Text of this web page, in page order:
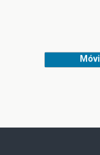
Móvil